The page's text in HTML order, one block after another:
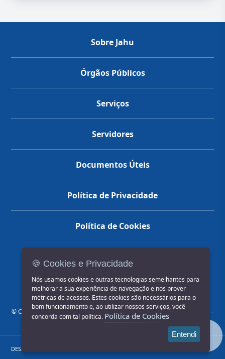
Sobre Jahu
Órgãos Públicos
Serviços
Servidores
Documentos Úteis
Política de Privacidade
Política de Cookies
© COPYRIGHT 2026, Prefeitura Municipal de Jahu | Rua Paissandu, 444 -
Centro CEP: 17201-900
DESENVOLVIDO POR
🍪 Cookies e Privacidade
Nós usamos cookies e outras tecnologias semelhantes para
melhorar a sua experiência de navegação e nos prover
métricas de acessos. Estes cookies são necessários para o
bom funcionamento e, ao utilizar nossos serviços, você
concorda com tal política. Política de Cookies
Entendi